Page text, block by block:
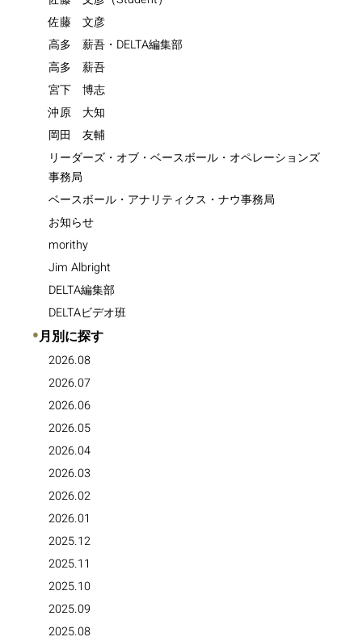
佐藤 文彦
高多 薪吾・DELTA編集部
高多 薪吾
宮下 博志
沖原 大知
岡田 友輔
リーダーズ・オブ・ベースボール・オペレーションズ
事務局
ベースボール・アナリティクス・ナウ事務局
お知らせ
morithy
Jim Albright
DELTA編集部
DELTAビデオ班
●月別に探す
2026.08
2026.07
2026.06
2026.05
2026.04
2026.03
2026.02
2026.01
2025.12
2025.11
2025.10
2025.09
2025.08